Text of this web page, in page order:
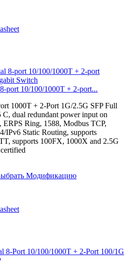
port 10/100/1000T + 2-port...
1000T + 2-Port 1G/2.5G SFP Full
dual redundant power input on
Ring, 1588, Modbus TCP,
IPv6 Static Routing, supports
supports 100FX, 1000X and 2.5G
Модификацию